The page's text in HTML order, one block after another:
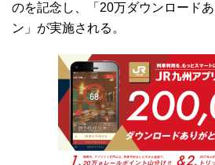
のを記念し、「20万ダウンロード
ン」が実施される。